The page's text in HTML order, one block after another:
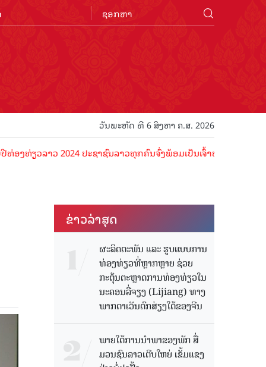
ວັນພະຫັດ ທີ 6 ສິງຫາ ຄ.ສ. 2026
ວ 2024 ປະຊາຊົນລາວທຸກຄົນຈົ່ງພ້ອມເປັນເຈົ້າພາບທີ່ດີ ຕ້ອນຮັບນັກທ່ອ
ຂ່າວ​ລ່າ​ສຸດ
ຜະລິດຕະພັນ ແລະ ຮູບແບບການ
ທ່ອງທ່ຽວທີ່ຫຼາກຫຼາຍ ຊ່ວຍ
ກະຕຸ້ນຕະຫຼາດການທ່ອງທ່ຽວໃນ
ນະຄອນລີ່ຈຽງ (Lijiang) ທາງ
ພາກຕາເວັນຕົກສ່ຽງໃຕ້ຂອງຈີນ
ພາຍໃຕ້ການນໍາພາຂອງພັກ ສື່
ມວນຊົນລາວເຕີບໃຫຍ່ ເຂັ້ມແຂງ